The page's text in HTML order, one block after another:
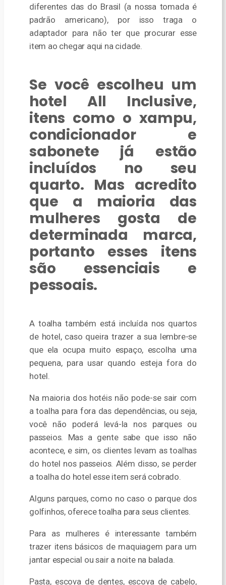
diferentes das do Brasil (a nossa tomada é
padrão americano), por isso traga o
adaptador para não ter que procurar esse
item ao chegar aqui na cidade.
Se você escolheu um
hotel All Inclusive,
itens como o xampu,
condicionador e
sabonete já estão
incluídos no seu
quarto. Mas acredito
que a maioria das
mulheres gosta de
determinada marca,
portanto esses itens
são essenciais e
pessoais.
A toalha também está incluída nos quartos
de hotel, caso queira trazer a sua lembre-se
que ela ocupa muito espaço, escolha uma
pequena, para usar quando esteja fora do
hotel.
Na maioria dos hotéis não pode-se sair com
a toalha para fora das dependências, ou seja,
você não poderá levá-la nos parques ou
passeios. Mas a gente sabe que isso não
acontece, e sim, os clientes levam as toalhas
do hotel nos passeios. Além disso, se perder
a toalha do hotel esse item será cobrado.
Alguns parques, como no caso o parque dos
golfinhos, oferece toalha para seus clientes.
Para as mulheres é interessante também
trazer itens básicos de maquiagem para um
jantar especial ou sair a noite na balada.
Pasta, escova de dentes, escova de cabelo,